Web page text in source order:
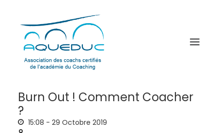
Burn Out ! Comment Coacher
?
15:08 -29 Octobre 2019